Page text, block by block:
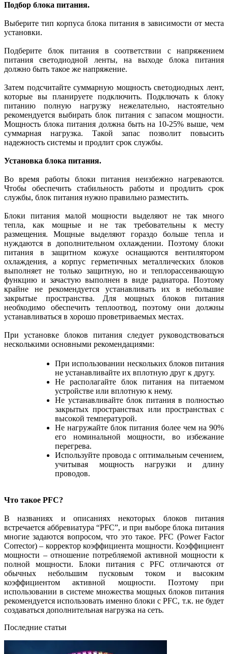
Подбор блока питания.
Выберите тип корпуса блока питания в зависимости от места
установки.
Подберите блок питания в соответствии с напряжением
питания светодиодной ленты, на выходе блока питания
должно быть такое же напряжение.
Затем подсчитайте суммарную мощность светодиодных лент,
которые вы планируете подключить. Подключать к блоку
питанию полную нагрузку нежелательно, настоятельно
рекомендуется выбирать блок питания с запасом мощности.
Мощность блока питания должна быть на 10-25% выше, чем
суммарная нагрузка. Такой запас позволит повысить
надежность системы и продлит срок службы.
Установка блока питания.
Во время работы блоки питания неизбежно нагреваются.
Чтобы обеспечить стабильность работы и продлить срок
службы, блок питания нужно правильно разместить.
Блоки питания малой мощности выделяют не так много
тепла, как мощные и не так требовательны к месту
размещения. Мощные выделяют гораздо больше тепла и
нуждаются в дополнительном охлаждении. Поэтому блоки
питания в защитном кожухе оснащаются вентилятором
охлаждения, а корпус герметичных металлических блоков
выполняет не только защитную, но и теплорассеивающую
функцию и зачастую выполнен в виде радиатора. Поэтому
крайне не рекомендуется устанавливать их в небольшие
закрытые пространства. Для мощных блоков питания
необходимо обеспечить теплоотвод, поэтому они должны
устанавливаться в хорошо проветриваемых местах.
При установке блоков питания следует руководствоваться
несколькими основными рекомендациями:
При использовании нескольких блоков питания
не устанавливайте их вплотную друг к другу.
Не располагайте блок питания на питаемом
устройстве или вплотную к нему.
Не устанавливайте блок питания в полностью
закрытых пространствах или пространствах с
высокой температурой.
Не нагружайте блок питания более чем на 90%
его номинальной мощности, во избежание
перегрева.
Используйте провода с оптимальным сечением,
учитывая мощность нагрузки и длину
проводов.
Что такое PFC?
В названиях и описаниях некоторых блоков питания
встречается аббревиатура “PFC”, и при выборе блока питания
многие задаются вопросом, что это такое. PFC (Power Factor
Corrector) – корректор коэффициента мощности. Коэффициент
мощности – отношение потребляемой активной мощности к
полной мощности. Блоки питания с PFC отличаются от
обычных небольшим пусковым током и высоким
коэффициентом активной мощности. Поэтому при
использовании в системе множества мощных блоков питания
рекомендуется использовать именно блоки с PFC, т.к. не будет
создаваться дополнительная нагрузка на сеть.
Последние статьи